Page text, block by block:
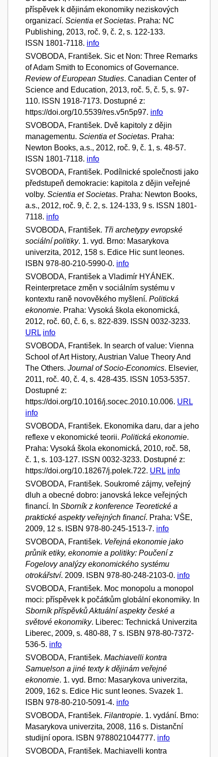
příspěvek k dějinám ekonomiky neziskových
organizací. Scientia et Societas. Praha: NC
Publishing, 2013, roč. 9, č. 2, s. 122-133.
ISSN 1801-7118. info
SVOBODA, František. Sic et Non: Three Remarks
of Adam Smith to Economics of Governance.
Review of European Studies. Canadian Center of
Science and Education, 2013, roč. 5, č. 5, s. 97-
110. ISSN 1918-7173. Dostupné z:
https://doi.org/10.5539/res.v5n5p97. info
SVOBODA, František. Dvě kapitoly z dějin
managementu. Scientia et Societas. Praha:
Newton Books, a.s., 2012, roč. 9, č. 1, s. 48-57.
ISSN 1801-7118. info
SVOBODA, František. Podílnické společnosti jako
předstupeň demokracie: kapitola z dějin veřejné
volby. Scientia et Societas. Praha: Newton Books,
a.s., 2012, roč. 9, č. 2, s. 124-133, 9 s. ISSN 1801-
7118. info
SVOBODA, František. Tři archetypy evropské
sociální politiky. 1. vyd. Brno: Masarykova
univerzita, 2012, 158 s. Edice Hic sunt leones.
ISBN 978-80-210-5990-0. info
SVOBODA, František a Vladimír HYÁNEK.
Reinterpretace změn v sociálním systému v
kontextu raně novověkého myšlení. Politická
ekonomie. Praha: Vysoká škola ekonomická,
2012, roč. 60, č. 6, s. 822-839. ISSN 0032-3233.
URL info
SVOBODA, František. In search of value: Vienna
School of Art History, Austrian Value Theory And
The Others. Journal of Socio-Economics. Elsevier,
2011, roč. 40, č. 4, s. 428-435. ISSN 1053-5357.
Dostupné z:
https://doi.org/10.1016/j.socec.2010.10.006. URL
info
SVOBODA, František. Ekonomika daru, dar a jeho
reflexe v ekonomické teorii. Politická ekonomie.
Praha: Vysoká škola ekonomická, 2010, roč. 58,
č. 1, s. 103-127. ISSN 0032-3233. Dostupné z:
https://doi.org/10.18267/j.polek.722. URL info
SVOBODA, František. Soukromé zájmy, veřejný
dluh a obecné dobro: janovská lekce veřejných
financí. In Sborník z konference Teoretické a
praktické aspekty veřejných financí. Praha: VŠE,
2009, 12 s. ISBN 978-80-245-1513-7. info
SVOBODA, František. Veřejná ekonomie jako
průnik etiky, ekonomie a politiky: Poučení z
Fogelovy analýzy ekonomického systému
otrokářství. 2009. ISBN 978-80-248-2103-0. info
SVOBODA, František. Moc monopolu a monopol
moci: příspěvek k počátkům globální ekonomiky. In
Sborník příspěvků Aktuální aspekty české a
světové ekonomiky. Liberec: Technická Univerzita
Liberec, 2009, s. 480-88, 7 s. ISBN 978-80-7372-
536-5. info
SVOBODA, František. Machiavelli kontra
Samuelson a jiné texty k dějinám veřejné
ekonomie. 1. vyd. Brno: Masarykova univerzita,
2009, 162 s. Edice Hic sunt leones. Svazek 1.
ISBN 978-80-210-5091-4. info
SVOBODA, František. Filantropie. 1. vydání. Brno:
Masarykova univerzita, 2008, 116 s. Distanční
studijní opora. ISBN 9788021044777. info
SVOBODA, František. Machiavelli kontra